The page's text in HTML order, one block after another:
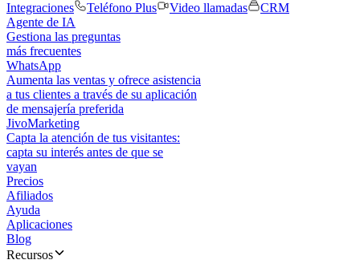
Integraciones
Teléfono Plus Video llamadas
CRM
Agente de IA
Gestiona las preguntas
más frecuentes
WhatsApp
Aumenta las ventas y ofrece asistencia
a tus clientes a través de su aplicación
de mensajería preferida
JivoMarketing
Capta la atención de tus visitantes:
capta su interés antes de que se
vayan
Precios
Afiliados
Ayuda
Aplicaciones
Blog
Recursos